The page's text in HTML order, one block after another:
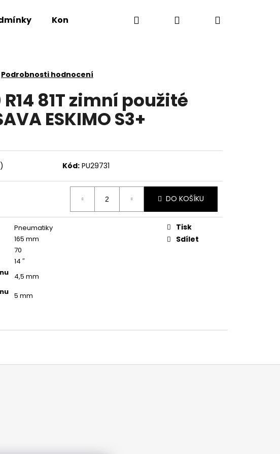
Kontakty Hledat PřihlášeníNákupní
Podrobnosti hodnocení
81T zimní použité
ESKIMO S3+
Kód: PU29731
DO KOŠÍKU
Pneumatiky
165 mm
70
14 ″
4,5 mm
5 mm
Tisk
Sdílet